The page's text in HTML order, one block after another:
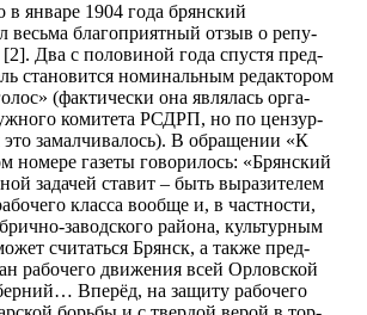
в январе 1904 года брянский
весьма благоприятный отзыв о репу-
Два с половиной года спустя пред-
становится номинальным редактором
(фактически она являлась орга-
комитета РСДРП, но по цензур-
замалчивалось). В обращении «К
номере газеты говорилось: «Брянский
задачей ставит – быть выразителем
класса вообще и, в частности,
заводского района, культурным
считаться Брянск, а также пред-
рабочего движения всей Орловской
Вперёд, на защиту рабочего